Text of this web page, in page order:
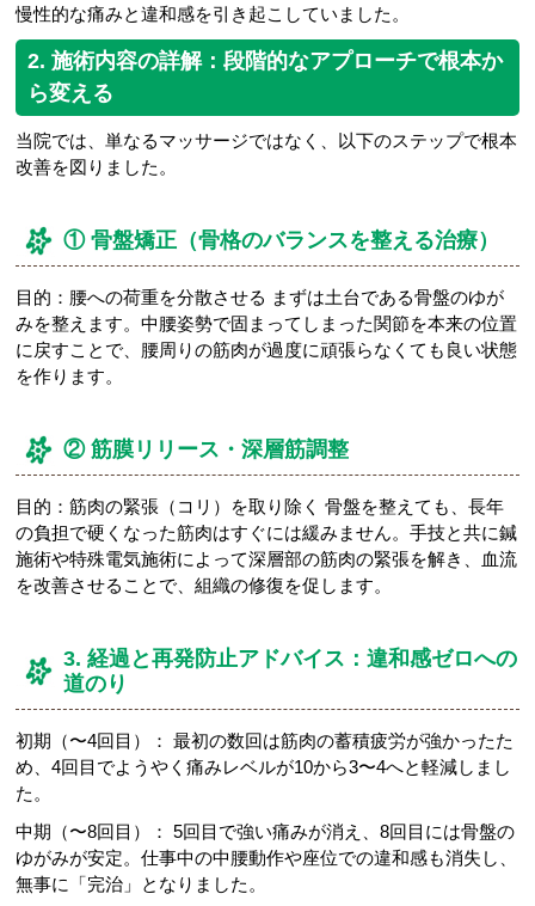
慢性的な痛みと違和感を引き起こしていました。
2. 施術内容の詳解：段階的なアプローチで根本か
ら変える
当院では、単なるマッサージではなく、以下のステップで根本
改善を図りました。
① 骨盤矯正（骨格のバランスを整える治療）
目的：腰への荷重を分散させる まずは土台である骨盤のゆが
みを整えます。中腰姿勢で固まってしまった関節を本来の位置
に戻すことで、腰周りの筋肉が過度に頑張らなくても良い状態
を作ります。
② 筋膜リリース・深層筋調整
目的：筋肉の緊張（コリ）を取り除く 骨盤を整えても、長年
の負担で硬くなった筋肉はすぐには緩みません。手技と共に鍼
施術や特殊電気施術によって深層部の筋肉の緊張を解き、血流
を改善させることで、組織の修復を促します。
3. 経過と再発防止アドバイス：違和感ゼロへの
道のり
初期（〜4回目）： 最初の数回は筋肉の蓄積疲労が強かったた
め、4回目でようやく痛みレベルが10から3〜4へと軽減しまし
た。
中期（〜8回目）： 5回目で強い痛みが消え、8回目には骨盤の
ゆがみが安定。仕事中の中腰動作や座位での違和感も消失し、
無事に「完治」となりました。